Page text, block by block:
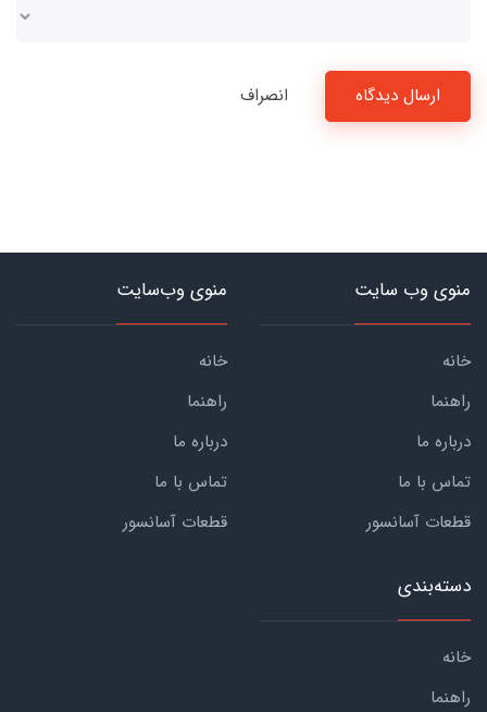
ارسال دیدگاه انصراف
منوی وب سایت
خانه
راهنما
درباره ما
تماس با ما
قطعات آسانسور
منوی وب‌سایت
خانه
راهنما
درباره ما
تماس با ما
قطعات آسانسور
دسته‌بندی
خانه
راهنما